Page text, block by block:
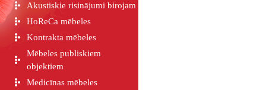
Akustiskie risinājumi birojam
HoReCa mēbeles
Kontrakta mēbeles
Mēbeles publiskiem
objektiem
Medicīnas mēbeles